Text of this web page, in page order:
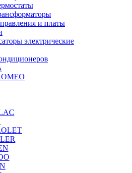
и платы
электрические